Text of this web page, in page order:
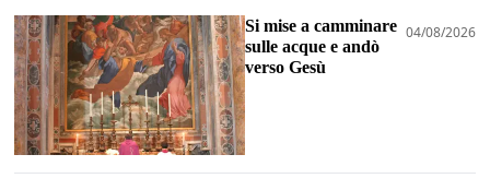
Si mise a camminare
sulle acque e andò
verso Gesù
04/08/2026